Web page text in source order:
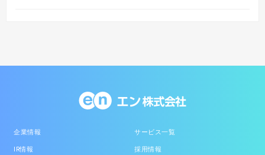
企業情報 サービス一覧
IR情報 採用情報